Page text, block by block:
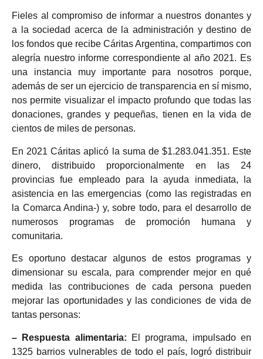
Fieles al compromiso de informar a nuestros donantes y
a la sociedad acerca de la administración y destino de
los fondos que recibe Cáritas Argentina, compartimos con
alegría nuestro informe correspondiente al año 2021. Es
una instancia muy importante para nosotros porque,
además de ser un ejercicio de transparencia en sí mismo,
nos permite visualizar el impacto profundo que todas las
donaciones, grandes y pequeñas, tienen en la vida de
cientos de miles de personas.
En 2021 Cáritas aplicó la suma de $1.283.041.351. Este
dinero, distribuido proporcionalmente en las 24
provincias fue empleado para la ayuda inmediata, la
asistencia en las emergencias (como las registradas en
la Comarca Andina-) y, sobre todo, para el desarrollo de
numerosos programas de promoción humana y
comunitaria.
Es oportuno destacar algunos de estos programas y
dimensionar su escala, para comprender mejor en qué
medida las contribuciones de cada persona pueden
mejorar las oportunidades y las condiciones de vida de
tantas personas:
– Respuesta alimentaria:
El programa, impulsado en
1325 barrios vulnerables de todo el país, logró distribuir